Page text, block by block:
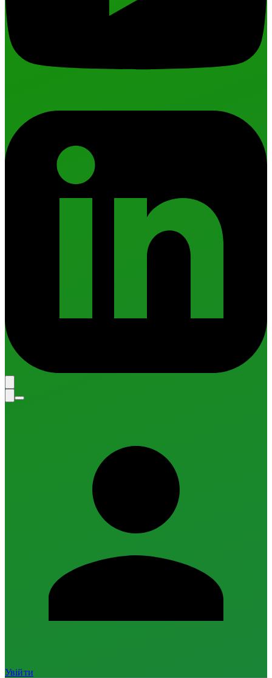
Увійти